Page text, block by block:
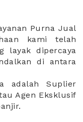
Purna Jual
kami telah
layak dipercaya
di antara
adalah Suplier
Agen Eksklusif